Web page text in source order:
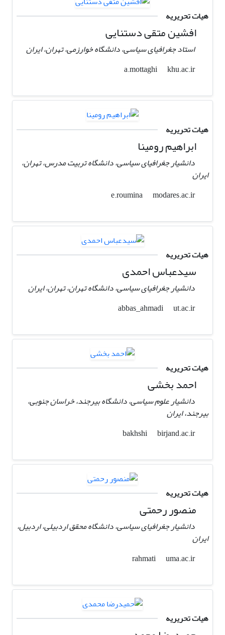
هیات تحریریه
افشین متقی دستنایی
استاد جغرافیای سیاسی، دانشگاه خوارزمی، تهران، ایران
a.mottaghi
khu.ac.ir
هیات تحریریه
ابراهیم رومینا
دانشیار جغرافیای سیاسی، دانشگاه تربیت مدرس، تهران،
ایران
e.roumina
modares.ac.ir
هیات تحریریه
سیدعباس احمدی
دانشیار جغرافیای سیاسی، دانشگاه تهران، تهران، ایران
abbas_ahmadi
ut.ac.ir
هیات تحریریه
احمد بخشی
دانشیار علوم سیاسی، دانشگاه بیرجند، خراسان جنوبی،
بیرجند، ایران
bakhshi
birjand.ac.ir
هیات تحریریه
منصور رحمتی
دانشیار جغرافیای سیاسی، دانشگاه محقق اردبیلی، اردبیل،
ایران
rahmati
uma.ac.ir
هیات تحریریه